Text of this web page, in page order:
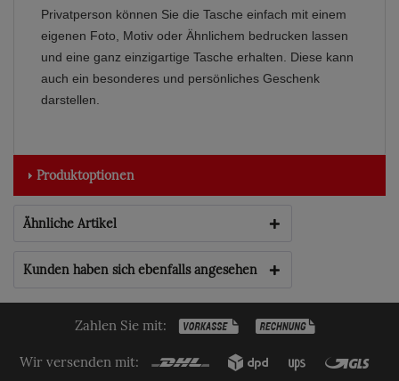
Privatperson können Sie die Tasche einfach mit einem
eigenen Foto, Motiv oder Ähnlichem bedrucken lassen
und eine ganz einzigartige Tasche erhalten. Diese kann
auch ein besonderes und persönliches Geschenk
darstellen.
Produktoptionen
Ähnliche Artikel
Kunden haben sich ebenfalls angesehen
Zahlen Sie mit:
Wir versenden mit: